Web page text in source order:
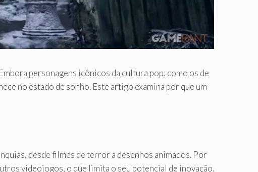
personagens icônicos da cultura pop, como os de
no estado de sonho. Este artigo examina por que um
desde filmes de terror a desenhos animados. Por
videojogos, o que limita o seu potencial de inovação.